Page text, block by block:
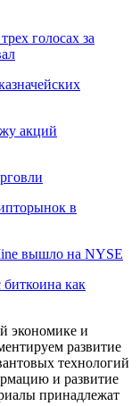
голосах за
акций
в
вышло на NYSE
биткоина как
экономике и
развитие
технологий
и развитие
принадлежат